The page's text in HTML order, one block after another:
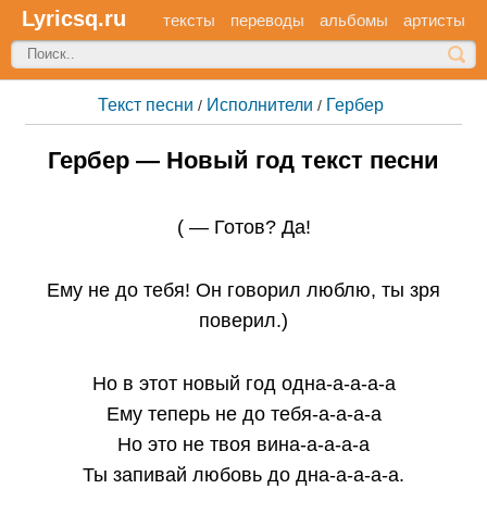
Lyricsq.ru тексты переводы альбомы артисты
Текст песни / Исполнители / Гербер
Гербер — Новый год текст песни
( — Готов? Да!
Ему не до тебя! Он говорил люблю, ты зря
поверил.)
Но в этот новый год одна-а-а-а-а
Ему теперь не до тебя-а-а-а-а
Но это не твоя вина-а-а-а-а
Ты запивай любовь до дна-а-а-а-а.